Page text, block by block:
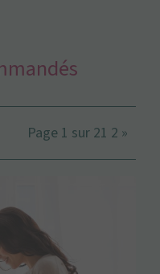
Page 1 sur 21 2 »